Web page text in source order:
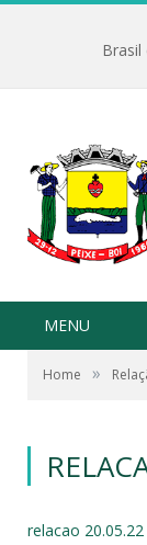
Brasil
MENU
Home »
relacao 20.05.22